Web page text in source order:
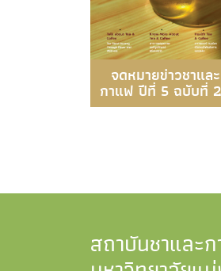
จดหมายข่าวชาและ
กาแฟ ปีที่ 5 ฉบับที่
สถาบันชาและ